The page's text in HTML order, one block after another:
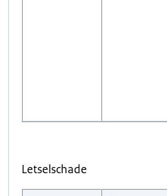
Letselschade